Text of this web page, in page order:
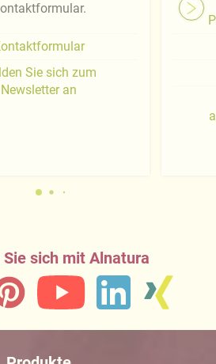
Sie sich zum
Newsletter an
sich mit Alnatura